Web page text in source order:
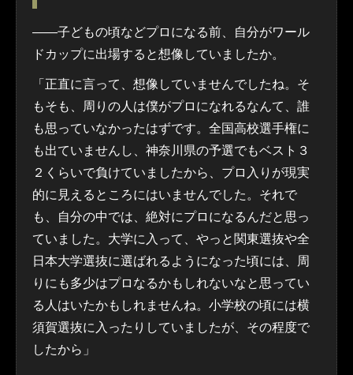
――子どもの頃などプロになる前、自分がワール
ドカップに出場すると想像していましたか。
「正直に言って、想像していませんでしたね。そ
もそも、周りの人は僕がプロになれるなんて、誰
も思っていなかったはずです。全国高校選手権に
も出ていませんし、神奈川県の予選でもベスト３
２くらいで負けていましたから、プロ入りが現実
的に見えるところにはいませんでした。それで
も、自分の中では、絶対にプロになるんだと思っ
ていました。大学に入って、やっと関東選抜や全
日本大学選抜に選ばれるようになった頃には、周
りにも多少はプロなるかもしれないなと思ってい
る人はいたかもしれませんね。小学校の頃には横
須賀選抜に入ったりしていましたが、その程度で
したから」